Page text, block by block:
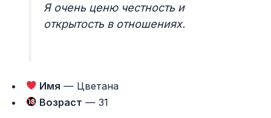
Я очень ценю честность и
открытость в отношениях.
Имя — Цветана
Возраст — 31